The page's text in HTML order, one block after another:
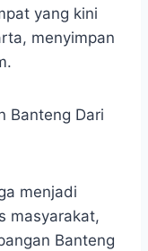
yang kini
menyimpan
menjadi
masyarakat,
Banteng